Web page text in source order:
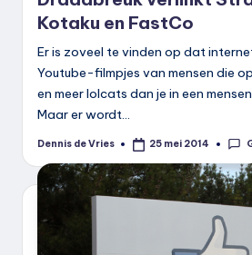
Kotaku en FastCo
Er is zoveel te vinden op dat
Youtube-filmpjes van mensen die
en meer lolcats dan je in een
Maar er wordt…
Geplaatst
Dennis de Vries 25 mei 2014